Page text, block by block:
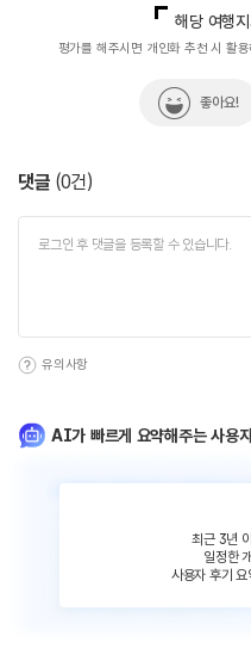
해당 여행
평가를 해주시면 개인화 추천 시 활
좋아요!
댓글 (0건)
유의사항
AI가 빠르게 요약해주는 사용
최근 3년
일정한
사용자 후기